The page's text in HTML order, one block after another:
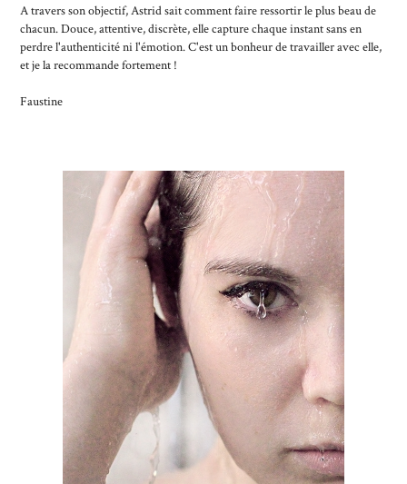
A travers son objectif, Astrid sait comment faire ressortir le plus beau de
chacun. Douce, attentive, discrète, elle capture chaque instant sans en
perdre l'authenticité ni l'émotion. C'est un bonheur de travailler avec elle,
et je la recommande fortement !
Faustine